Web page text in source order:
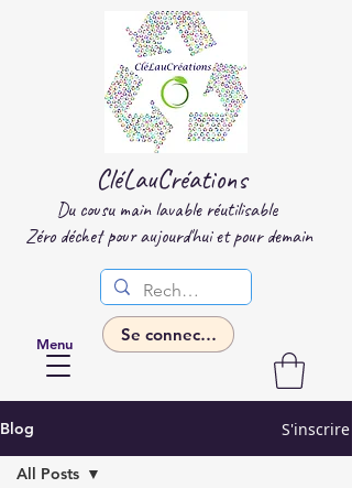
CléLauCréations
Du cousu main lavable réutilisable
Zéro déchet pour aujourd'hui et pour demain
Menu Se connecter
Blog S'inscrire
All Posts